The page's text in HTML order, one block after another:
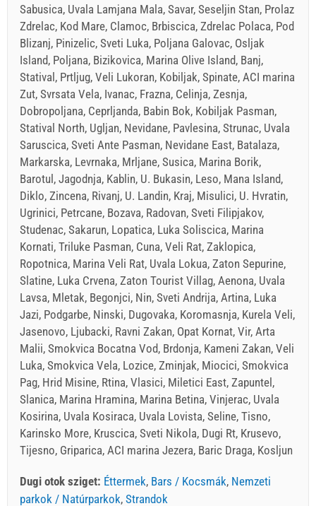
Sabusica, Uvala Lamjana Mala, Savar, Seseljin Stan, Prolaz
Zdrelac, Kod Mare, Clamoc, Brbiscica, Zdrelac Polaca, Pod
Blizanj, Pinizelic, Sveti Luka, Poljana Galovac, Osljak
Island, Poljana, Bizikovica, Marina Olive Island, Banj,
Statival, Prtljug, Veli Lukoran, Kobiljak, Spinate, ACI marina
Zut, Svrsata Vela, Ivanac, Frazna, Celinja, Zesnja,
Dobropoljana, Ceprljanda, Babin Bok, Kobiljak Pasman,
Statival North, Ugljan, Nevidane, Pavlesina, Strunac, Uvala
Saruscica, Sveti Ante Pasman, Nevidane East, Batalaza,
Markarska, Levrnaka, Mrljane, Susica, Marina Borik,
Barotul, Jagodnja, Kablin, U. Bukasin, Leso, Mana Island,
Diklo, Zincena, Rivanj, U. Landin, Kraj, Misulici, U. Hvratin,
Ugrinici, Petrcane, Bozava, Radovan, Sveti Filipjakov,
Studenac, Sakarun, Lopatica, Luka Soliscica, Marina
Kornati, Triluke Pasman, Cuna, Veli Rat, Zaklopica,
Ropotnica, Marina Veli Rat, Uvala Lokua, Zaton Sepurine,
Slatine, Luka Crvena, Zaton Tourist Villag, Aenona, Uvala
Lavsa, Mletak, Begonjci, Nin, Sveti Andrija, Artina, Luka
Jazi, Podgarbe, Ninski, Dugovaka, Koromasnja, Kurela Veli,
Jasenovo, Ljubacki, Ravni Zakan, Opat Kornat, Vir, Arta
Malii, Smokvica Bocatna Vod, Brdonja, Kameni Zakan, Veli
Luka, Smokvica Vela, Lozice, Zminjak, Miocici, Smokvica
Pag, Hrid Misine, Rtina, Vlasici, Miletici East, Zapuntel,
Slanica, Marina Hramina, Marina Betina, Vinjerac, Uvala
Kosirina, Uvala Kosiraca, Uvala Lovista, Seline, Tisno,
Karinsko More, Kruscica, Sveti Nikola, Dugi Rt, Krusevo,
Tijesno, Griparica, ACI marina Jezera, Baric Draga, Kosljun
Dugi otok sziget: Éttermek, Bars / Kocsmák, Nemzeti
parkok / Natúrparkok, Strandok